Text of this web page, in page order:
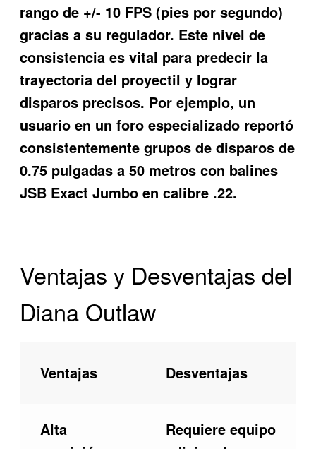
rango de +/- 10 FPS (pies por segundo)
gracias a su regulador. Este nivel de
consistencia es vital para predecir la
trayectoria del proyectil y lograr
disparos precisos. Por ejemplo, un
usuario en un foro especializado reportó
consistentemente grupos de disparos de
0.75 pulgadas a 50 metros con balines
JSB Exact Jumbo en calibre .22.
Ventajas y Desventajas del
Diana Outlaw
Ventajas Desventajas
Alta
Requiere equipo